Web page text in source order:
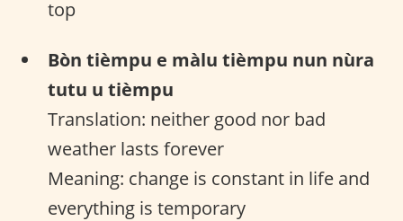
top
Bòn tièmpu e màlu tièmpu nun nùra
tutu u tièmpu
Translation: neither good nor bad
weather lasts forever
Meaning: change is constant in life and
everything is temporary